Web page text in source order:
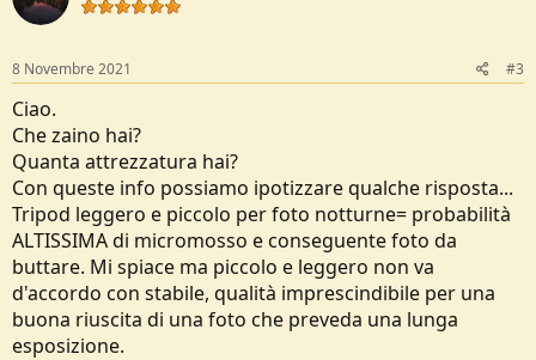
8 Novembre 2021 #3
Ciao.
Che zaino hai?
Quanta attrezzatura hai?
Con queste info possiamo ipotizzare qualche risposta...
Tripod leggero e piccolo per foto notturne= probabilità
ALTISSIMA di micromosso e conseguente foto da
buttare. Mi spiace ma piccolo e leggero non va
d'accordo con stabile, qualità imprescindibile per una
buona riuscita di una foto che preveda una lunga
esposizione.